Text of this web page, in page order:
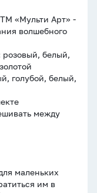
«Мульти Арт» -
волшебного
розовый, белый,
голубой, белый,
между
маленьких
им в